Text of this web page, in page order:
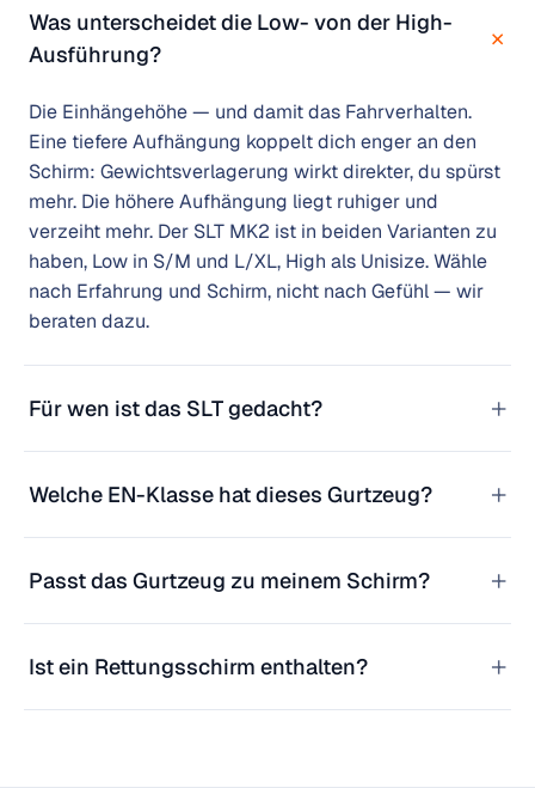
Was unterscheidet die Low- von der High-
Ausführung?
+
Die Einhängehöhe — und damit das Fahrverhalten.
Eine tiefere Aufhängung koppelt dich enger an den
Schirm: Gewichtsverlagerung wirkt direkter, du spürst
mehr. Die höhere Aufhängung liegt ruhiger und
verzeiht mehr. Der SLT MK2 ist in beiden Varianten zu
haben, Low in S/M und L/XL, High als Unisize. Wähle
nach Erfahrung und Schirm, nicht nach Gefühl — wir
beraten dazu.
Für wen ist das SLT gedacht? +
Welche EN-Klasse hat dieses Gurtzeug? +
Passt das Gurtzeug zu meinem Schirm? +
Ist ein Rettungsschirm enthalten? +